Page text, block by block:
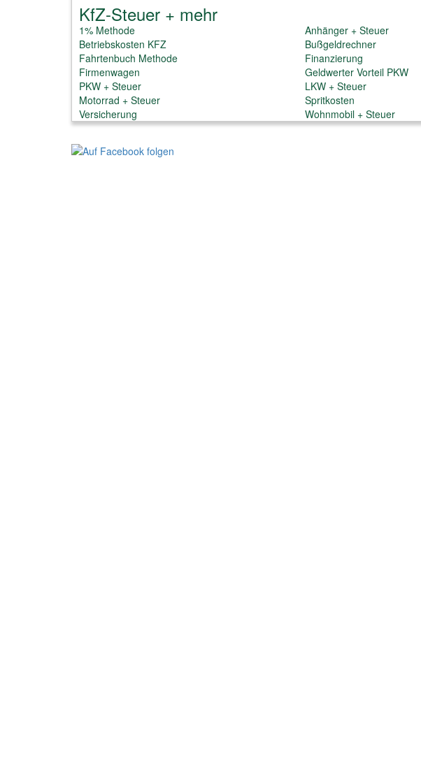
KfZ-Steuer + mehr
1% Methode
Anhänger + Steuer
Betriebskosten KFZ
Bußgeldrechner
Fahrtenbuch Methode
Finanzierung
Firmenwagen
Geldwerter Vorteil PKW
PKW + Steuer
LKW + Steuer
Motorrad + Steuer
Spritkosten
Versicherung
Wohnmobil + Steuer